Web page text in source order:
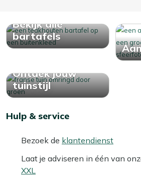
Bekijk alle
bartafels
Ontdek jouw
tuinstijl
Hulp & service
Bezoek de klantendienst
Laat je adviseren in één van
XXL